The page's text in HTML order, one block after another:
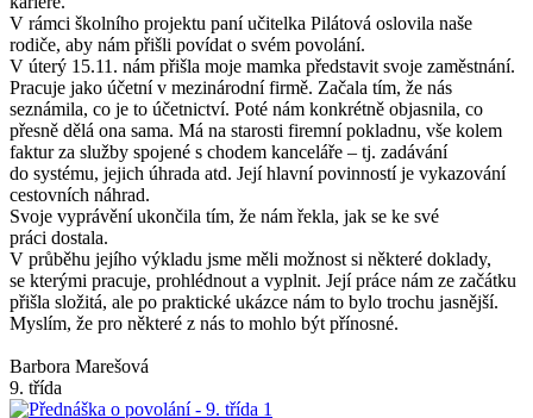
V rámci školního projektu paní učitelka Pilátová oslovila naše
rodiče, aby nám přišli povídat o svém povolání.
V úterý 15.11. nám přišla moje mamka představit svoje zaměstnání.
Pracuje jako účetní v mezinárodní firmě. Začala tím, že nás
seznámila, co je to účetnictví. Poté nám konkrétně objasnila, co
přesně dělá ona sama. Má na starosti firemní pokladnu, vše kolem
faktur za služby spojené s chodem kanceláře – tj. zadávání
do systému, jejich úhrada atd. Její hlavní povinností je vykazování
cestovních náhrad.
Svoje vyprávění ukončila tím, že nám řekla, jak se ke své
práci dostala.
V průběhu jejího výkladu jsme měli možnost si některé doklady,
se kterými pracuje, prohlédnout a vyplnit. Její práce nám ze začátku
přišla složitá, ale po praktické ukázce nám to bylo trochu jasnější.
Myslím, že pro některé z nás to mohlo být přínosné.
Barbora Marešová
9. třída